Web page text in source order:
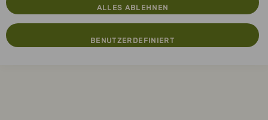
BENUTZERDEFINIERT
ALLES ABLEHNEN